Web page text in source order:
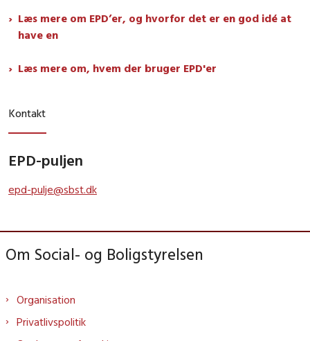
Læs mere om EPD’er, og hvorfor det er en god idé at
have en
Læs mere om, hvem der bruger EPD'er
Kontakt
EPD-puljen
epd-pulje@sbst.dk
Om Social- og Boligstyrelsen
Organisation
Privatlivspolitik